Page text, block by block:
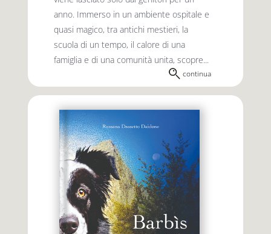
anno. Immerso in un ambiente ospitale e
quasi magico, tra antichi mestieri, la
scuola di un tempo, il calore di una
famiglia e di una comunità unita, scopre...
continua